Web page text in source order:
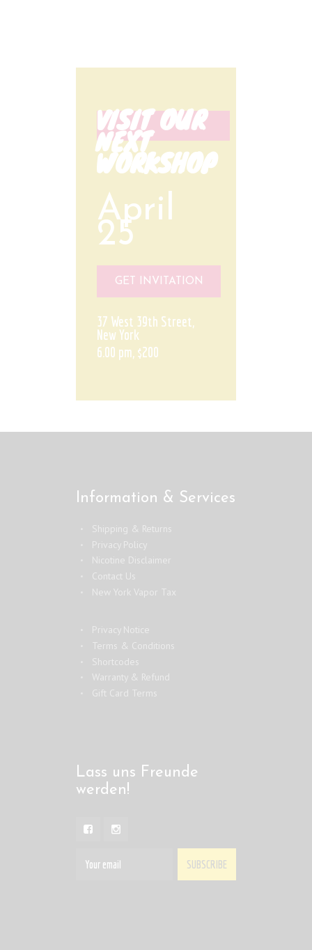
VISIT OUR
NEXT
WORKSHOP
April
25
GET INVITATION
37 West 39th Street,
New York
6.00 pm, $200
Information & Services
Shipping & Returns
Privacy Policy
Nicotine Disclaimer
Contact Us
New York Vapor Tax
Privacy Notice
Terms & Conditions
Shortcodes
Warranty & Refund
Gift Card Terms
Lass uns Freunde
werden!